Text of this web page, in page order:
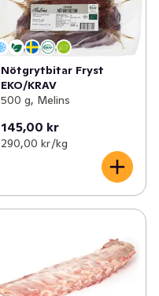
Nötgrytbitar Fryst
EKO/KRAV
500 g, Melins
145,00 kr
290,00 kr /kg